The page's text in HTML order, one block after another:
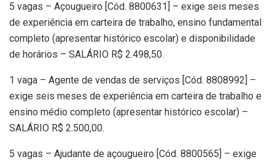
5 vagas – Açougueiro [Cód. 8800631] – exige seis meses
de experiência em carteira de trabalho, ensino fundamental
completo (apresentar histórico escolar) e disponibilidade
de horários – SALÁRIO R$ 2.498,50.
1 vaga – Agente de vendas de serviços [Cód. 8808992] –
exige seis meses de experiência em carteira de trabalho e
ensino médio completo (apresentar histórico escolar) –
SALÁRIO R$ 2.500,00.
5 vagas – Ajudante de açougueiro [Cód. 8800565] – exige